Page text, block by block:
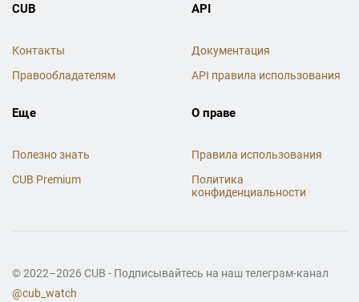
CUB
Контакты
Правообладателям
API
Документация
API правила использования
Еще
Полезно знать
CUB Premium
О праве
Правила использования
Политика
конфиденциальности
© 2022–2026 CUB - Подписывайтесь на наш телеграм-канал
@cub_watch